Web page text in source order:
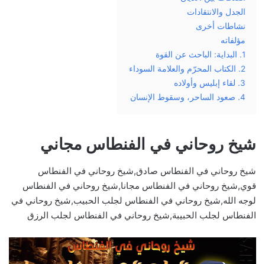
الجدل والانتقادات
نشاطات أخرى
مؤلفاته
1. البداية: الباحث عن القوة
2. الكتاب المحرّم والعلامة السوداء
3. لقاء إبليس وأولاده
4. صعود الساحر، وسقوط الإنسان
شيخ روحاني في الفنطاس مجاني
شيخ روحاني في الفنطاس صادق,شيخ روحاني في الفنطاس
قوي,شيخ روحاني في الفنطاس مجانا,شيخ روحاني في الفنطاس
لوجه الله,شيخ روحاني في الفنطاس لجلب الحبيب,شيخ روحاني في
الفنطاس لجلب الحبيبة,شيخ روحاني في الفنطاس لجلب الرزق